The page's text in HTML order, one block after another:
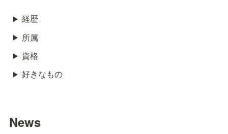
経歴
所属
資格
好きなもの
News